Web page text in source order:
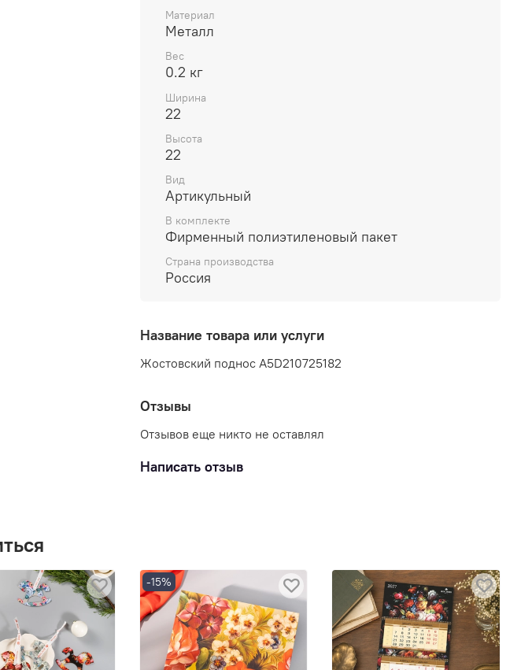
Материал
Металл
Вес
0.2 кг
Ширина
22
Высота
22
Вид
Артикульный
В комплекте
Фирменный полиэтиленовый пакет
Страна производства
Россия
Название товара или услуги
Жостовский поднос A5D210725182
Отзывы
Отзывов еще никто не оставлял
Написать отзыв
-15%